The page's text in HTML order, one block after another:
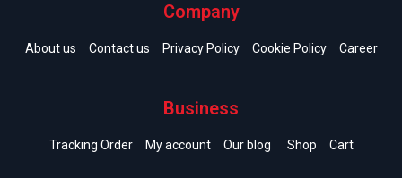
Company
About us Contact us Privacy Policy Cookie Policy Career
Business
Tracking Order My account Our blog Shop Cart